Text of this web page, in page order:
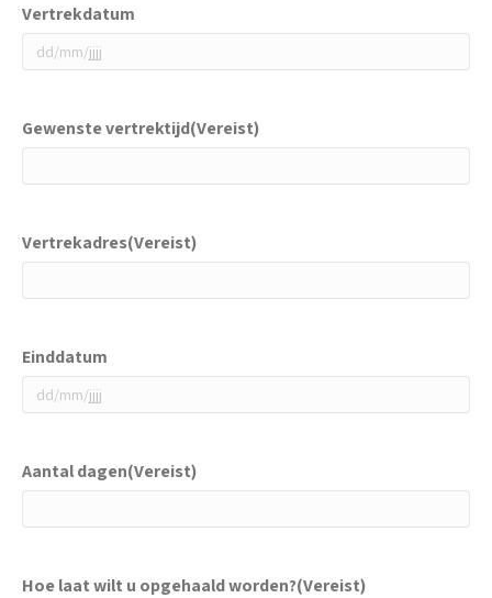
Vertrekdatum
DD
MM
slash
Gewenste vertrektijd(Vereist)
Vertrekadres(Vereist)
Einddatum
DD
MM
slash
Aantal dagen(Vereist)
Hoe laat wilt u opgehaald worden?(Vereist)